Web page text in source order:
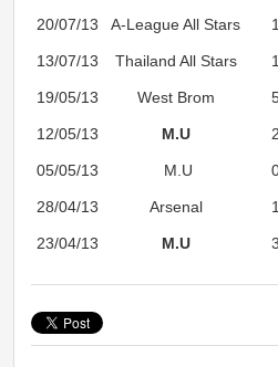
20/07/13 A-League All Stars
13/07/13 Thailand All Stars
19/05/13 West Brom
12/05/13 M.U
05/05/13 M.U
28/04/13 Arsenal
23/04/13 M.U